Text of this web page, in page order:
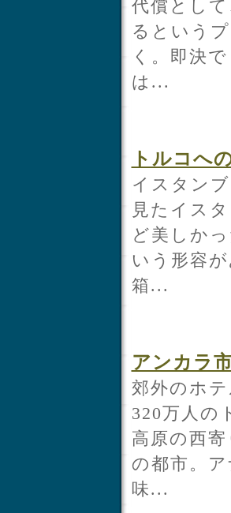
代償とし
るという
く。即決
は...
トルコへ
イスタン
見たイス
ど美しか
いう形容
箱...
アンカラ
郊外のホ
320万人の
高原の西
の都市。
味...